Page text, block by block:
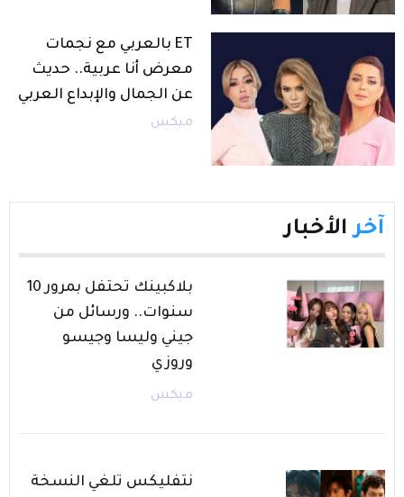
ET بالعربي مع نجمات
معرض أنا عربية.. حديث
عن الجمال والإبداع العربي
ميكس
آخر الأخبار
بلاكبينك تحتفل بمرور 10
سنوات.. ورسائل من
جيني وليسا وجيسو
وروزي
ميكس
نتفليكس تلغي النسخة